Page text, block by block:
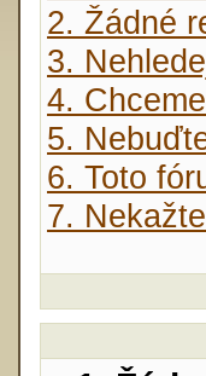
2. Žádné
3.
4.
5.
6. Toto
7.